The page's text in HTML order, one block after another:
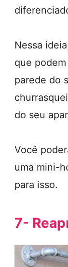
Nessa
que
parede do
do seu
Você
uma mini-
para isso.
7-